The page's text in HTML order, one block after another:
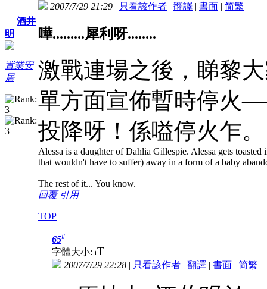
酒井
明
置業安
居
2007/7/29 21:29 | 只看該作者 | 翻譯 | 書面 | 简繁
嘩.........犀利呀........
激戰連場之後，睇黎
單方面宣佈暫時停火
投降呀！係嗌停火乍。
Alessa is a daughter of Dahlia Gillespie. Alessa gets
that wouldn't have to suffer) away in a form of a baby
The rest of it... You know.
回覆 引用
TOP
65#
字體大小: tT
2007/7/29 22:28 | 只看該作者 | 翻譯 | 書面 | 简繁